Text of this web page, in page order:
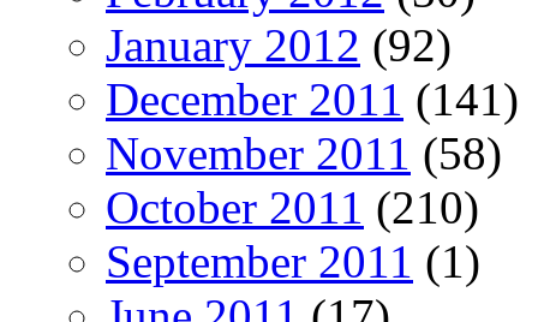
January 2012 (92)
December 2011 (141)
November 2011 (58)
October 2011 (210)
September 2011 (1)